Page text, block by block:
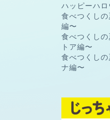
ハッピーハロ
食べつくし
編〜
食べつくし
トア編〜
食べつくし
ナ編〜